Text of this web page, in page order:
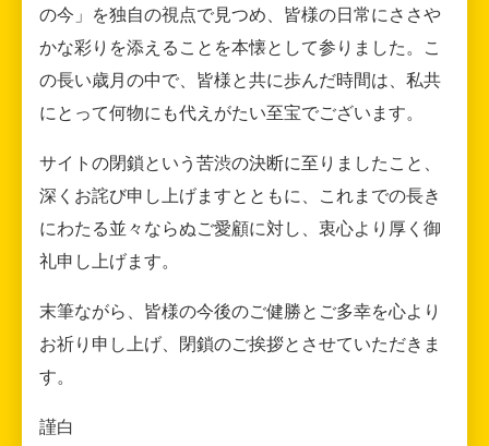
の今」を独自の視点で見つめ、皆様の日常にささや
かな彩りを添えることを本懐として参りました。こ
の長い歳月の中で、皆様と共に歩んだ時間は、私共
にとって何物にも代えがたい至宝でございます。
サイトの閉鎖という苦渋の決断に至りましたこと、
深くお詫び申し上げますとともに、これまでの長き
にわたる並々ならぬご愛顧に対し、衷心より厚く御
礼申し上げます。
末筆ながら、皆様の今後のご健勝とご多幸を心より
お祈り申し上げ、閉鎖のご挨拶とさせていただきま
す。
謹白